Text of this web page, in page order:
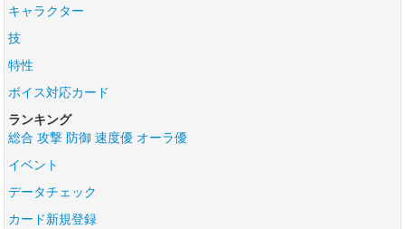
キャラクター
技
特性
ボイス対応カード
ランキング
総合 攻撃 防御 速度優 オーラ優
イベント
データチェック
カード新規登録